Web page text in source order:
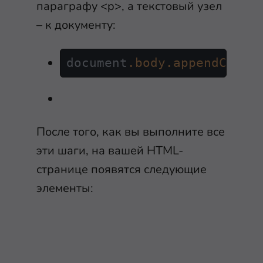
параграфу <p>, а текстовый узел
– к документу:
document .body .appendChild
После того, как вы выполните все
эти шаги, на вашей HTML-
странице появятся следующие
элементы: